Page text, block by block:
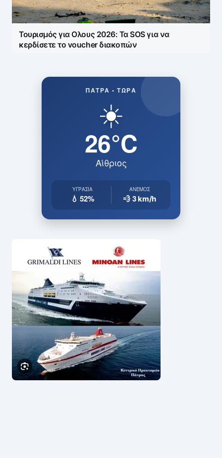
Τουρισμός για Ολους 2026: Τα SOS για να
κερδίσετε το voucher διακοπών
ΠΆΤΡΑ • ΤΏΡΑ
☀️
26°C
Αίθριος
ΥΓΡΑΣΊΑ
💧 52%
ΆΝΕΜΟΣ
💨 3km/h